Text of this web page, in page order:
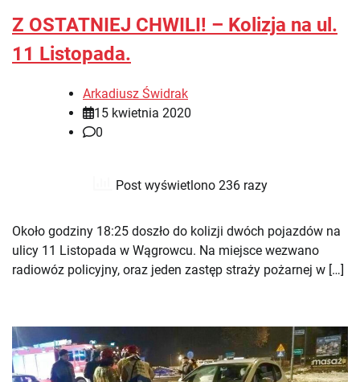
Z OSTATNIEJ CHWILI! – Kolizja na ul.
11 Listopada.
Arkadiusz Świdrak
15 kwietnia 2020
0
Post wyświetlono 236 razy
Około godziny 18:25 doszło do kolizji dwóch pojazdów na
ulicy 11 Listopada w Wągrowcu. Na miejsce wezwano
radiowóz policyjny, oraz jeden zastęp straży pożarnej w […]